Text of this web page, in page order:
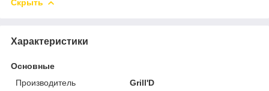
Скрыть
Характеристики
Основные
Производитель
Grill'D